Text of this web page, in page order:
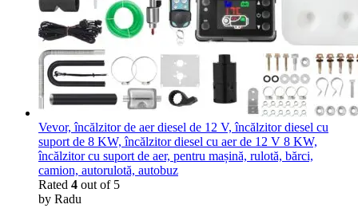
Vevor, încălzitor de aer diesel de 12 V, încălzitor diesel cu
suport de 8 KW, încălzitor diesel cu aer de 12 V 8 KW,
încălzitor cu suport de aer, pentru mașină, rulotă, bărci,
camion, autorulotă, autobuz
Rated 4 out of 5
by Radu